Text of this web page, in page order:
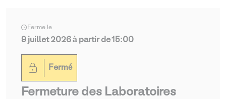
Ferme le
9 juillet 2026 à partir de 15:00
Fermé
Fermeture des Laboratoires